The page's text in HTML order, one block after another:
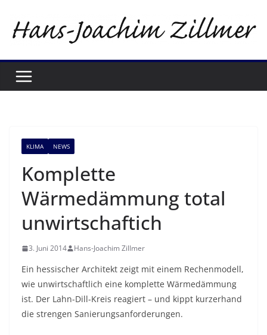
Inhalt
springen
KLIMA NEWS
Komplette
Wärmedämmung total
unwirtschaftich
3. Juni 2014 Hans-Joachim Zillmer
Ein hessischer Architekt zeigt mit einem Rechenmodell,
wie unwirtschaftlich eine komplette Wärmedämmung
ist. Der Lahn-Dill-Kreis reagiert – und kippt kurzerhand
die strengen Sanierungsanforderungen.